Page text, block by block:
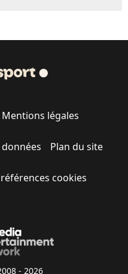
Mentions légales
Plan du site
cookies
- 2026